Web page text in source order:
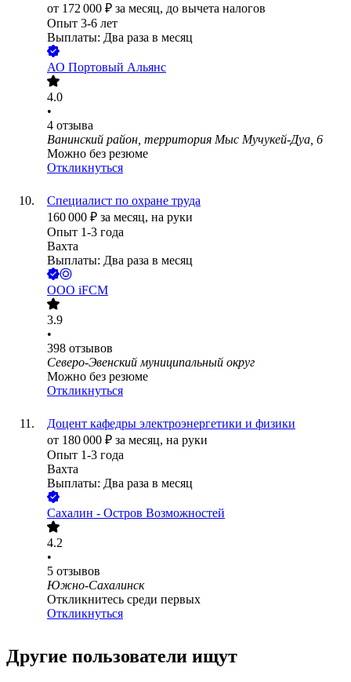
от 172 000 ₽ за месяц, до вычета налогов
Опыт 3-6 лет
Выплаты: Два раза в месяц
АО Портовый Альянс
4.0
•
4 отзыва
Ванинский район, территория Мыс Мучукей-Дуа, 6
Можно без резюме
Откликнуться
Специалист по охране труда
160 000 ₽ за месяц, на руки
Опыт 1-3 года
Вахта
Выплаты: Два раза в месяц
ООО iFCM
3.9
•
398 отзывов
Северо-Эвенский муниципальный округ
Можно без резюме
Откликнуться
Доцент кафедры электроэнергетики и физики
от 180 000 ₽ за месяц, на руки
Опыт 1-3 года
Вахта
Выплаты: Два раза в месяц
Сахалин - Остров Возможностей
4.2
•
5 отзывов
Южно-Сахалинск
Откликнитесь среди первых
Откликнуться
Другие пользователи ищут